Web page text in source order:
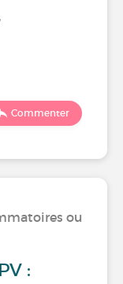
Commenter
ou
: